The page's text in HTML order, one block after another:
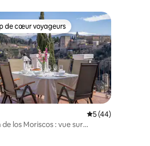
la base de 63 commentaires : 4,97 sur 5
de cœur voyageurs les plus appréciés
de cœur voyageurs
Évaluation
5 (44)
los Moriscos : vue sur